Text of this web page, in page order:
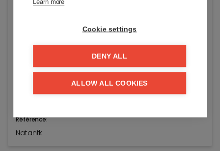
Knokke-Heist
€ 770.000
Référence:
Natantk
Learn more
Cookie settings
DENY ALL
ALLOW ALL COOKIES